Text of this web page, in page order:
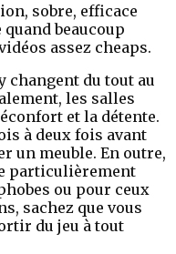
sobre, efficace
beaucoup
assez cheaps.
changent du tout au
les salles
et la détente.
à deux fois avant
un meuble. En outre,
particulièrement
ou pour ceux
sachez que vous
du jeu à tout